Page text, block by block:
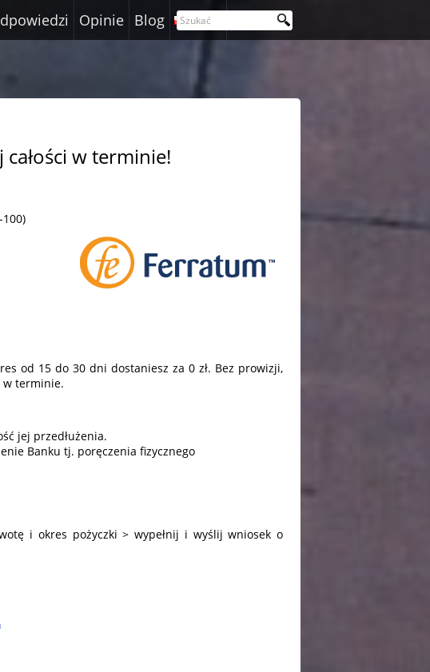
Opinie Blog Polski
całości w terminie!
od 15 do 30 dni dostaniesz za 0 zł. Bez prowizji,
w terminie.
jej przedłużenia.
Banku tj. poręczenia fizycznego
i okres pożyczki > wypełnij i wyślij wniosek o